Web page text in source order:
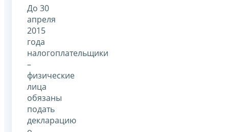
До 30
апреля
2015
года
налогоплательщики
–
физические
лица
обязаны
подать
декларацию